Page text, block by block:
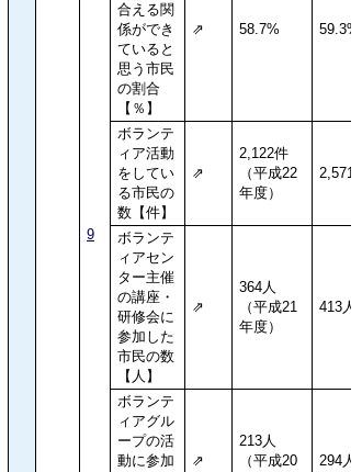
9
合える関
係ができ
ていると
思う市民
の割合
【％】
⇗ 58.7% 59.3%
ボランテ
ィア活動
をしてい
る市民の
数【件】
⇗
2,122件
（平成22
年度）
2,571件
ボランテ
ィアセン
ター主催
の講座・
研修会に
参加した
市民の数
【人】
⇗
364人
（平成21
年度）
413人
ボランテ
ィアグル
ープの活
動に参加
⇗
213人
（平成20
294人